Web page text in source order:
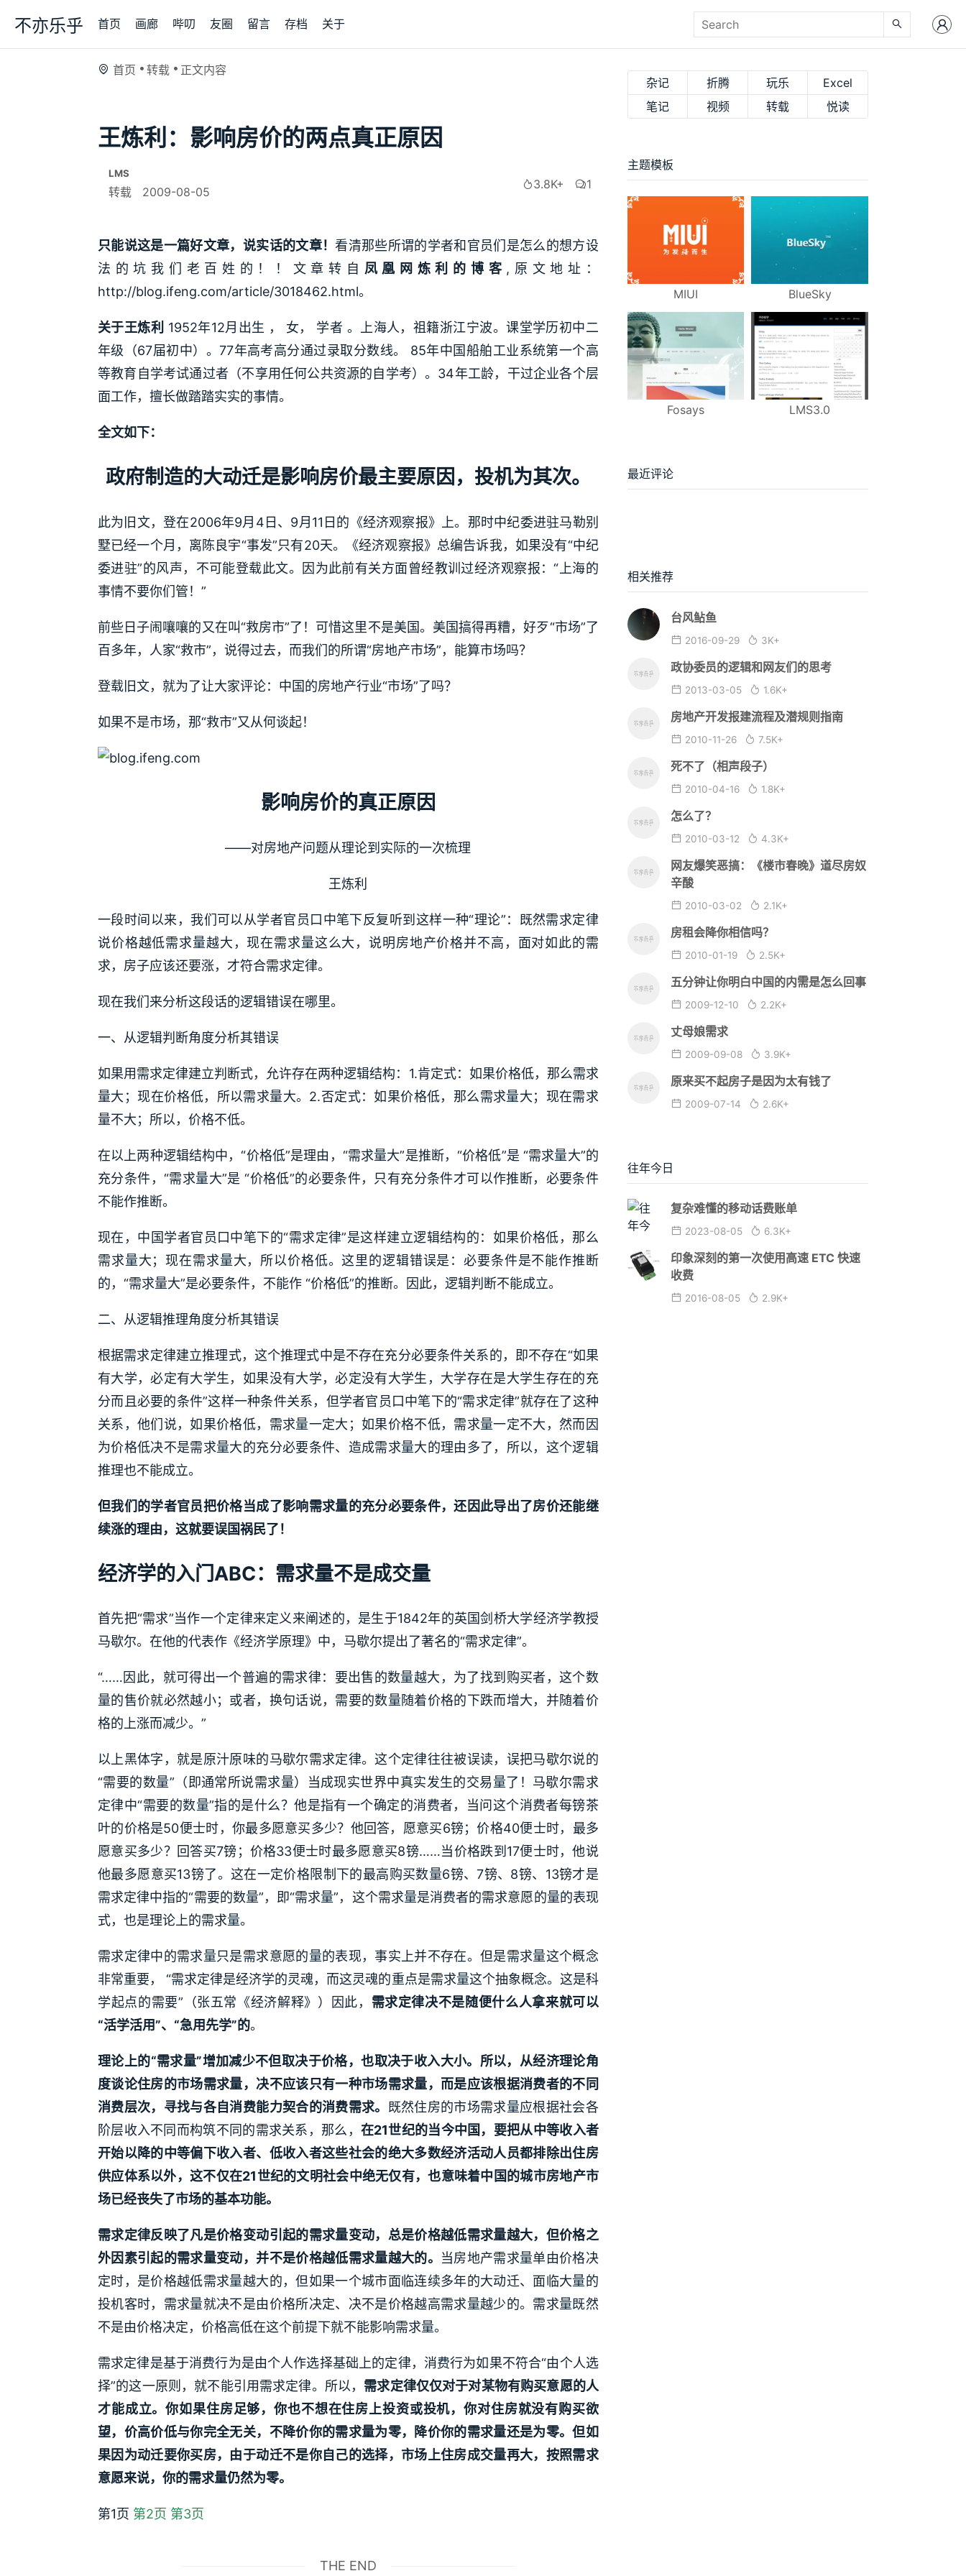
不亦乐乎 首页 画廊 哔叨 友圈 留言 存档 关于
首页 转载 正文内容
王炼利：影响房价的两点真正原因
LMS
转载 2009-08-05
3.8K+ 1
只能说这是一篇好文章，说实话的文章！看清那些所谓的学者和官员们是怎么的想方设
法的坑我们老百姓的！！文章转自 凤凰网炼利的博客 ,原文地址：
http://blog.ifeng.com/article/3018462.html。
关于王炼利 1952年12月出生 ， 女， 学者 。上海人，祖籍浙江宁波。课堂学历初中二
年级（67届初中）。77年高考高分通过录取分数线。 85年中国船舶工业系统第一个高
等教育自学考试通过者（不享用任何公共资源的自学考）。34年工龄，干过企业各个层
面工作，擅长做踏踏实实的事情。
全文如下：
政府制造的大动迁是影响房价最主要原因，投机为其次。
此为旧文，登在2006年9月4日、9月11日的《经济观察报》上。那时中纪委进驻马勒别
墅已经一个月，离陈良宇“事发”只有20天。《经济观察报》总编告诉我，如果没有“中纪
委进驻”的风声，不可能登载此文。因为此前有关方面曾经教训过经济观察报：“上海的
事情不要你们管！”
前些日子闹嚷嚷的又在叫“救房市”了！可惜这里不是美国。美国搞得再糟，好歹“市场”了
百多年，人家“救市”，说得过去，而我们的所谓“房地产市场”，能算市场吗？
登载旧文，就为了让大家评论：中国的房地产行业“市场”了吗？
如果不是市场，那“救市”又从何谈起！
影响房价的真正原因
——对房地产问题从理论到实际的一次梳理
王炼利
一段时间以来，我们可以从学者官员口中笔下反复听到这样一种“理论”：既然需求定律
说价格越低需求量越大，现在需求量这么大，说明房地产价格并不高，面对如此的需
求，房子应该还要涨，才符合需求定律。
现在我们来分析这段话的逻辑错误在哪里。
一、从逻辑判断角度分析其错误
如果用需求定律建立判断式，允许存在两种逻辑结构：1.肯定式：如果价格低，那么需求
量大；现在价格低，所以需求量大。2.否定式：如果价格低，那么需求量大；现在需求
量不大；所以，价格不低。
在以上两种逻辑结构中，“价格低”是理由，“需求量大”是推断，“价格低”是 “需求量大”的
充分条件，“需求量大”是 “价格低”的必要条件，只有充分条件才可以作推断，必要条件
不能作推断。
现在，中国学者官员口中笔下的“需求定律”是这样建立逻辑结构的：如果价格低，那么
需求量大；现在需求量大，所以价格低。这里的逻辑错误是：必要条件是不能作推断
的，“需求量大”是必要条件，不能作 “价格低”的推断。因此，逻辑判断不能成立。
二、从逻辑推理角度分析其错误
根据需求定律建立推理式，这个推理式中是不存在充分必要条件关系的，即不存在“如果
有大学，必定有大学生，如果没有大学，必定没有大学生，大学存在是大学生存在的充
分而且必要的条件”这样一种条件关系，但学者官员口中笔下的“需求定律”就存在了这种
关系，他们说，如果价格低，需求量一定大；如果价格不低，需求量一定不大，然而因
为价格低决不是需求量大的充分必要条件、造成需求量大的理由多了，所以，这个逻辑
推理也不能成立。
但我们的学者官员把价格当成了影响需求量的充分必要条件，还因此导出了房价还能继
续涨的理由，这就要误国祸民了！
经济学的入门ABC：需求量不是成交量
首先把“需求”当作一个定律来定义来阐述的，是生于1842年的英国剑桥大学经济学教授
马歇尔。在他的代表作《经济学原理》中，马歇尔提出了著名的“需求定律”。
“……因此，就可得出一个普遍的需求律：要出售的数量越大，为了找到购买者，这个数
量的售价就必然越小；或者，换句话说，需要的数量随着价格的下跌而增大，并随着价
格的上涨而减少。”
以上黑体字，就是原汁原味的马歇尔需求定律。这个定律往往被误读，误把马歇尔说的
“需要的数量”（即通常所说需求量）当成现实世界中真实发生的交易量了！马歇尔需求
定律中“需要的数量”指的是什么？他是指有一个确定的消费者，当问这个消费者每镑茶
叶的价格是50便士时，你最多愿意买多少？他回答，愿意买6镑；价格40便士时，最多
愿意买多少？回答买7镑；价格33便士时最多愿意买8镑……当价格跌到17便士时，他说
他最多愿意买13镑了。这在一定价格限制下的最高购买数量6镑、7镑、8镑、13镑才是
需求定律中指的“需要的数量”，即“需求量”，这个需求量是消费者的需求意愿的量的表现
式，也是理论上的需求量。
需求定律中的需求量只是需求意愿的量的表现，事实上并不存在。但是需求量这个概念
非常重要， “需求定律是经济学的灵魂，而这灵魂的重点是需求量这个抽象概念。这是科
学起点的需要”（张五常《经济解释》）因此， 需求定律决不是随便什么人拿来就可以
“活学活用”、“急用先学”的。
理论上的“需求量”增加减少不但取决于价格，也取决于收入大小。所以，从经济理论角
度谈论住房的市场需求量，决不应该只有一种市场需求量，而是应该根据消费者的不同
消费层次，寻找与各自消费能力契合的消费需求。 既然住房的市场需求量应根据社会各
阶层收入不同而构筑不同的需求关系，那么， 在21世纪的当今中国，要把从中等收入者
开始以降的中等偏下收入者、低收入者这些社会的绝大多数经济活动人员都排除出住房
供应体系以外，这不仅在21世纪的文明社会中绝无仅有，也意味着中国的城市房地产市
场已经丧失了市场的基本功能。
需求定律反映了凡是价格变动引起的需求量变动，总是价格越低需求量越大，但价格之
外因素引起的需求量变动，并不是价格越低需求量越大的。 当房地产需求量单由价格决
定时，是价格越低需求量越大的，但如果一个城市面临连续多年的大动迁、面临大量的
投机客时，需求量就决不是由价格所决定、决不是价格越高需求量越少的。需求量既然
不是由价格决定，价格高低在这个前提下就不能影响需求量。
需求定律是基于消费行为是由个人作选择基础上的定律，消费行为如果不符合“由个人选
择”的这一原则，就不能引用需求定律。所以， 需求定律仅仅对于对某物有购买意愿的人
才能成立。你如果住房足够，你也不想在住房上投资或投机，你对住房就没有购买欲
望，价高价低与你完全无关，不降价你的需求量为零，降价你的需求量还是为零。但如
果因为动迁要你买房，由于动迁不是你自己的选择，市场上住房成交量再大，按照需求
意愿来说，你的需求量仍然为零。
第1页 第2页 第3页
THE END
杂记 折腾 玩乐
Excel
笔记
视频 转载 悦读
主题模板
MIUI BlueSky
Fosays LMS3.0
最近评论
相关推荐
台风鲇鱼
2016-09-29 3K+
政协委员的逻辑和网友们的思考
2013-03-05 1.6K+
房地产开发报建流程及潜规则指南
2010-11-26 7.5K+
死不了（相声段子）
2010-04-16 1.8K+
怎么了？
2010-03-12 4.3K+
网友爆笑恶搞：《楼市春晚》道尽房奴
辛酸
2010-03-02 2.1K+
房租会降你相信吗？
2010-01-19 2.5K+
五分钟让你明白中国的内需是怎么回事
2009-12-10 2.2K+
丈母娘需求
2009-09-08 3.9K+
原来买不起房子是因为太有钱了
2009-07-14 2.6K+
往年今日
复杂难懂的移动话费账单
2023-08-05 6.3K+
印象深刻的第一次使用高速 ETC 快速
收费
2016-08-05 2.9K+